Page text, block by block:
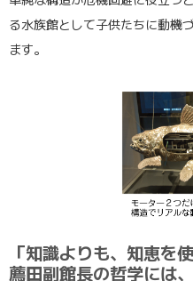
る水族館として子供たちに動機
ます。
「知識よりも、知恵を
薦田副館長の哲学には